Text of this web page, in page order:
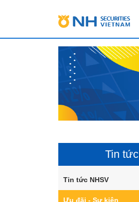
Tin tức
Tin tức NHSV
Ưu đãi - Sự kiện